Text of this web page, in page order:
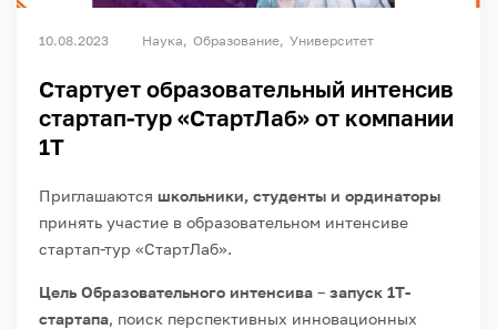
10.08.2023 Наука Образование Университет
Стартует образовательный интенсив
стартап-тур «СтартЛаб» от компании
1Т
Приглашаются школьники, студенты и ординаторы
принять участие в образовательном интенсиве
стартап-тур «СтартЛаб».
Цель Образовательного интенсива – запуск 1Т-
стартапа, поиск перспективных инновационных